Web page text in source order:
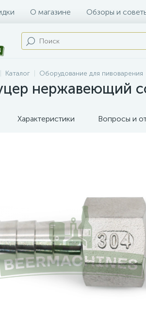
О магазине Обзоры и
Каталог Оборудование для пивоварения
нержавеющий
Характеристики Вопросы и